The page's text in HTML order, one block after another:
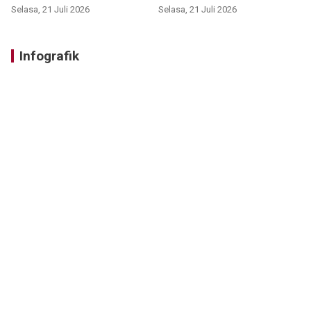
Selasa, 21 Juli 2026 Selasa, 21 Juli 2026
Infografik